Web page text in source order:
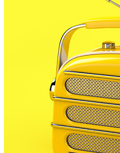
presència palafollenca, el
Amateur de futbol, encara
d’algunes categories inferiors.
El PLF cadet juga l’últim
campionat a casa contra La
primera vegada que es
després de les
afeccionats mataronins
l’autocar del juvenil A de
Els palafollencs reben al La
taula i 30 punts, 2 més que